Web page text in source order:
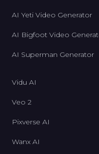
AI Yeti Video Generator
AI Bigfoot Video
AI Superman Generator
Vidu AI
Veo 2
Pixverse AI
Wanx AI